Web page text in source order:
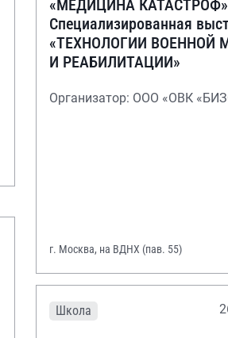
«МЕДИЦИНА КАТАСТРОФ»
Специализированная
«ТЕХНОЛОГИИ ВОЕННОЙ
И РЕАБИЛИТАЦИИ»
Организатор: ООО «ОВК
г. Москва, на ВДНХ (пав. 55)
Школа